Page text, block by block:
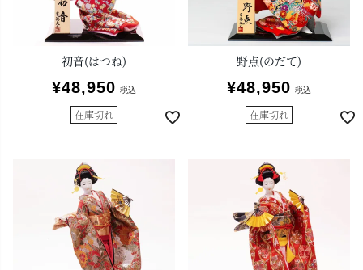
初音(はつね)
¥48,950 税込
在庫切れ
野点(のだて)
¥48,950 税込
在庫切れ